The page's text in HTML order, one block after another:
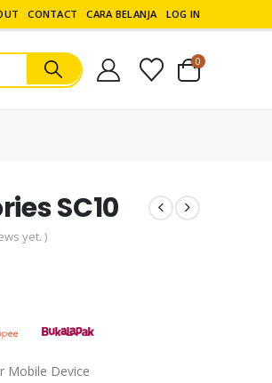
CONTACT CARA BELANJA LOG IN
0
SC10
yet. )
Mobile Device